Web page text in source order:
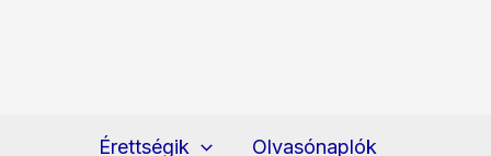
Érettségik Olvasónaplók